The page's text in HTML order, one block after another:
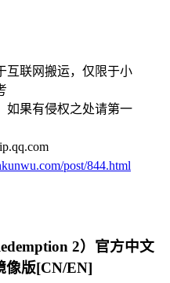
互联网搬运，仅限于小
如果有侵权之处请第一
post/844.html
2）官方中文
像版[CN/EN]